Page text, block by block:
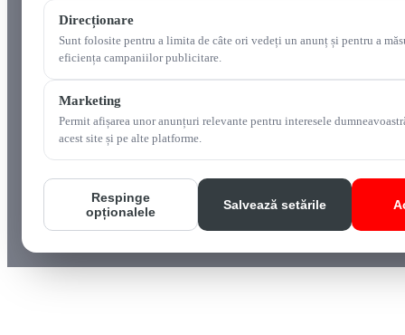
Direcționare
Sunt folosite pentru a limita de câte ori vedeți un anunț și pentru a
eficiența campaniilor publicitare.
Marketing
Permit afișarea unor anunțuri relevante pentru interesele
acest site și pe alte platforme.
Respinge
opționalele
Salvează setările